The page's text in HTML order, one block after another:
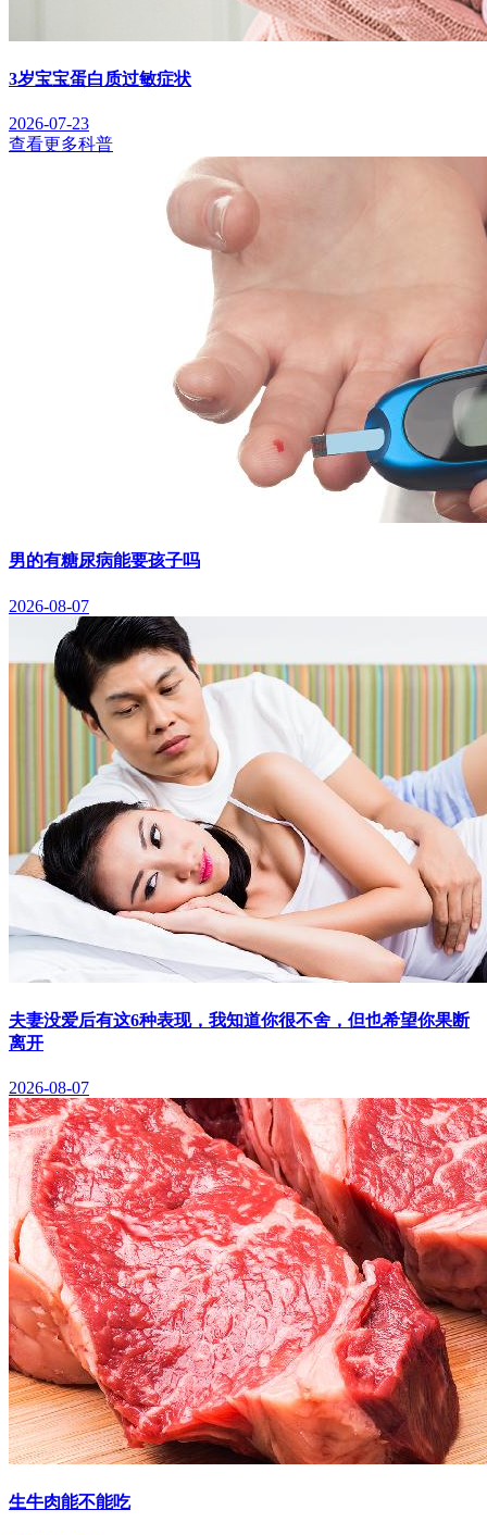
3岁宝宝蛋白质过敏症状
2026-07-23
查看更多科普
男的有糖尿病能要孩子吗
2026-08-07
夫妻没爱后有这6种表现，我知道你很不舍，但也希望你果断
离开
2026-08-07
生牛肉能不能吃